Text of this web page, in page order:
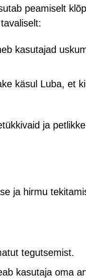
peamiselt
kasutajad
käsul Luba, et
ja
ja hirmu
tegutsemist.
kasutaja oma